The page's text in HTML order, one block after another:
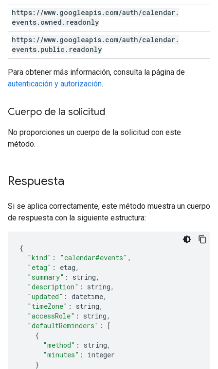
https: //www. googleapis. com/auth/calendar.
events. owned . readonly
https: //www. googleapis. com/auth/calendar.
events. public . readonly
Para obtener más información, consulta la página de
autenticación y autorización.
Cuerpo de la solicitud
No proporciones un cuerpo de la solicitud con este
método.
Respuesta
Si se aplica correctamente, este método muestra un cuerpo
de respuesta con la siguiente estructura:
"kind" : "calendar#events" ,
"etag" : etag,
"summary" : string,
"description" : string,
"updated" : datetime,
"timeZone" : string,
"accessRole" : string,
"defaultReminders" :
[
"method" : string,
"minutes" :
integer